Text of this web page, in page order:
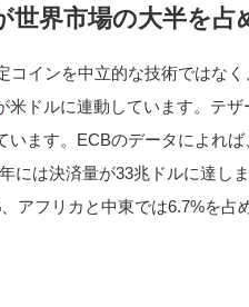
世界市場の大半を占
コインを中立的な技術ではな
米ドルに連動しています。テ
います。ECBのデータによれ
には決済量が33兆ドルに達し
アフリカと中東では6.7%を占